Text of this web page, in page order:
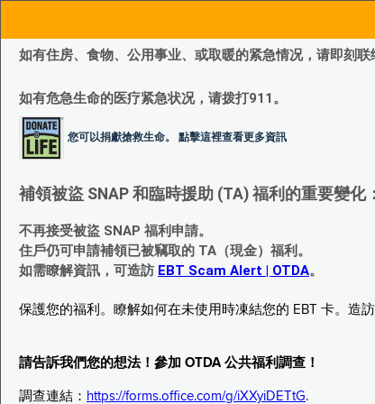
如有住房、食物、公用事业、或取暖的紧急情况，请即刻联
如有危急生命的医疗紧急状况，请拨打911。
您可以捐獻搶救生命。 點擊這裡查看更多資訊
補領被盜 SNAP 和臨時援助 (TA) 福利的重要變化：
不再接受被盜 SNAP 福利申請。
住戶仍可申請補領已被竊取的 TA（現金）福利。
如需瞭解資訊，可造訪 EBT Scam Alert | OTDA。
保護您的福利。瞭解如何在未使用時凍結您的 EBT 卡。造訪
請告訴我們您的想法！參加 OTDA 公共福利調查！
調查連結： https://forms.office.com/g/iXXyiDETtG.